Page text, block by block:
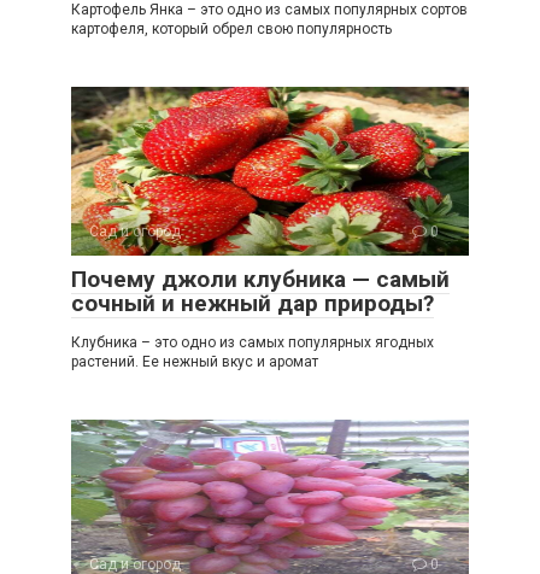
Картофель Янка – это одно из самых популярных сортов
картофеля, который обрел свою популярность
Сад и огород 0
Почему джоли клубника — самый
сочный и нежный дар природы?
Клубника – это одно из самых популярных ягодных
растений. Ее нежный вкус и аромат
Сад и огород 0